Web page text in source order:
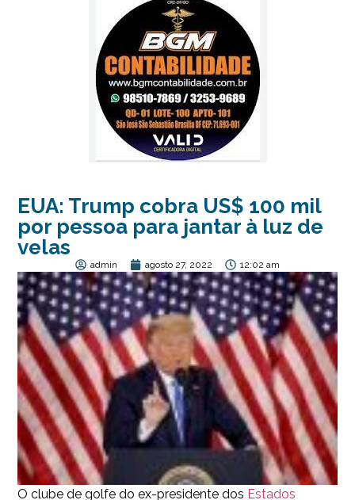
EUA: Trump cobra US$ 100 mil
por pessoa para jantar à luz de
velas
admin agosto 27, 2022 12:02 am
O clube de golfe do ex-presidente dos Estados